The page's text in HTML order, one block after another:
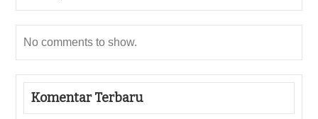
No comments to show.
Komentar Terbaru